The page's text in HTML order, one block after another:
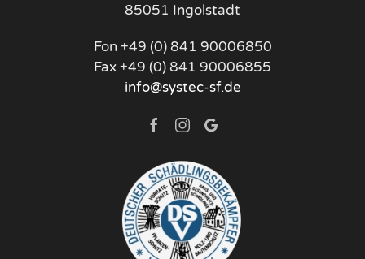
85051 Ingolstadt
Fon +49 (0) 841 90006850
Fax +49 (0) 841 90006855
info@systec-sf.de